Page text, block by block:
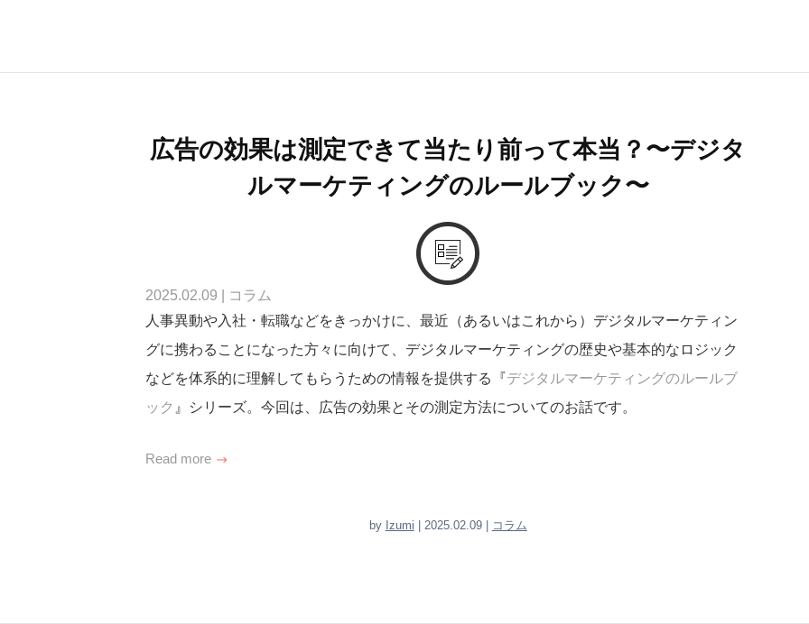
広告の効果は測定できて当たり前って本当？〜デジタ
ルマーケティングのルールブック〜
2025.02.09
コラム
人事異動や入社・転職などをきっかけに、最近（あるいはこれから）デジタルマーケティン
グに携わることになった方々に向けて、デジタルマーケティングの歴史や基本的なロジック
などを体系的に理解してもらうための情報を提供する『デジタルマーケティングのルールブ
ック 』シリーズ。今回は、広告の効果とその測定方法についてのお話です。
Read more
by Izumi | 2025.02.09 | コラム